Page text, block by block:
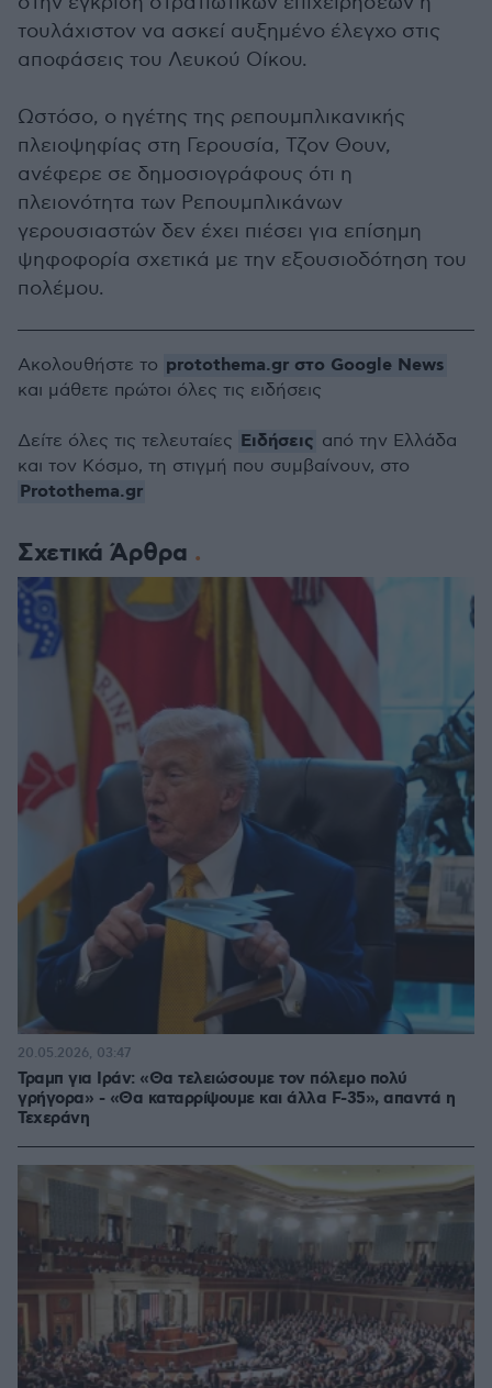
τουλάχιστον να ασκεί αυξημένο έλεγχο στις
αποφάσεις του Λευκού Οίκου.
Ωστόσο, ο ηγέτης της ρεπουμπλικανικής
πλειοψηφίας στη Γερουσία, Τζον Θουν,
ανέφερε σε δημοσιογράφους ότι η
πλειονότητα των Ρεπουμπλικάνων
γερουσιαστών δεν έχει πιέσει για επίσημη
ψηφοφορία σχετικά με την εξουσιοδότηση του
πολέμου.
Σχετικά Άρθρα
Τραμπ για Ιράν: «Θα τελειώσουμε τον πόλεμο πολύ
γρήγορα» - «Θα καταρρίψουμε και άλλα F-35», απαντά η
Τεχεράνη
20.05.2026, 03:47
Ακολουθήστε το protothema.gr στο Google News
και μάθετε πρώτοι όλες τις ειδήσεις
Δείτε όλες τις τελευταίες Ειδήσεις από την Ελλάδα
και τον Κόσμο, τη στιγμή που συμβαίνουν, στο
Protothema.gr